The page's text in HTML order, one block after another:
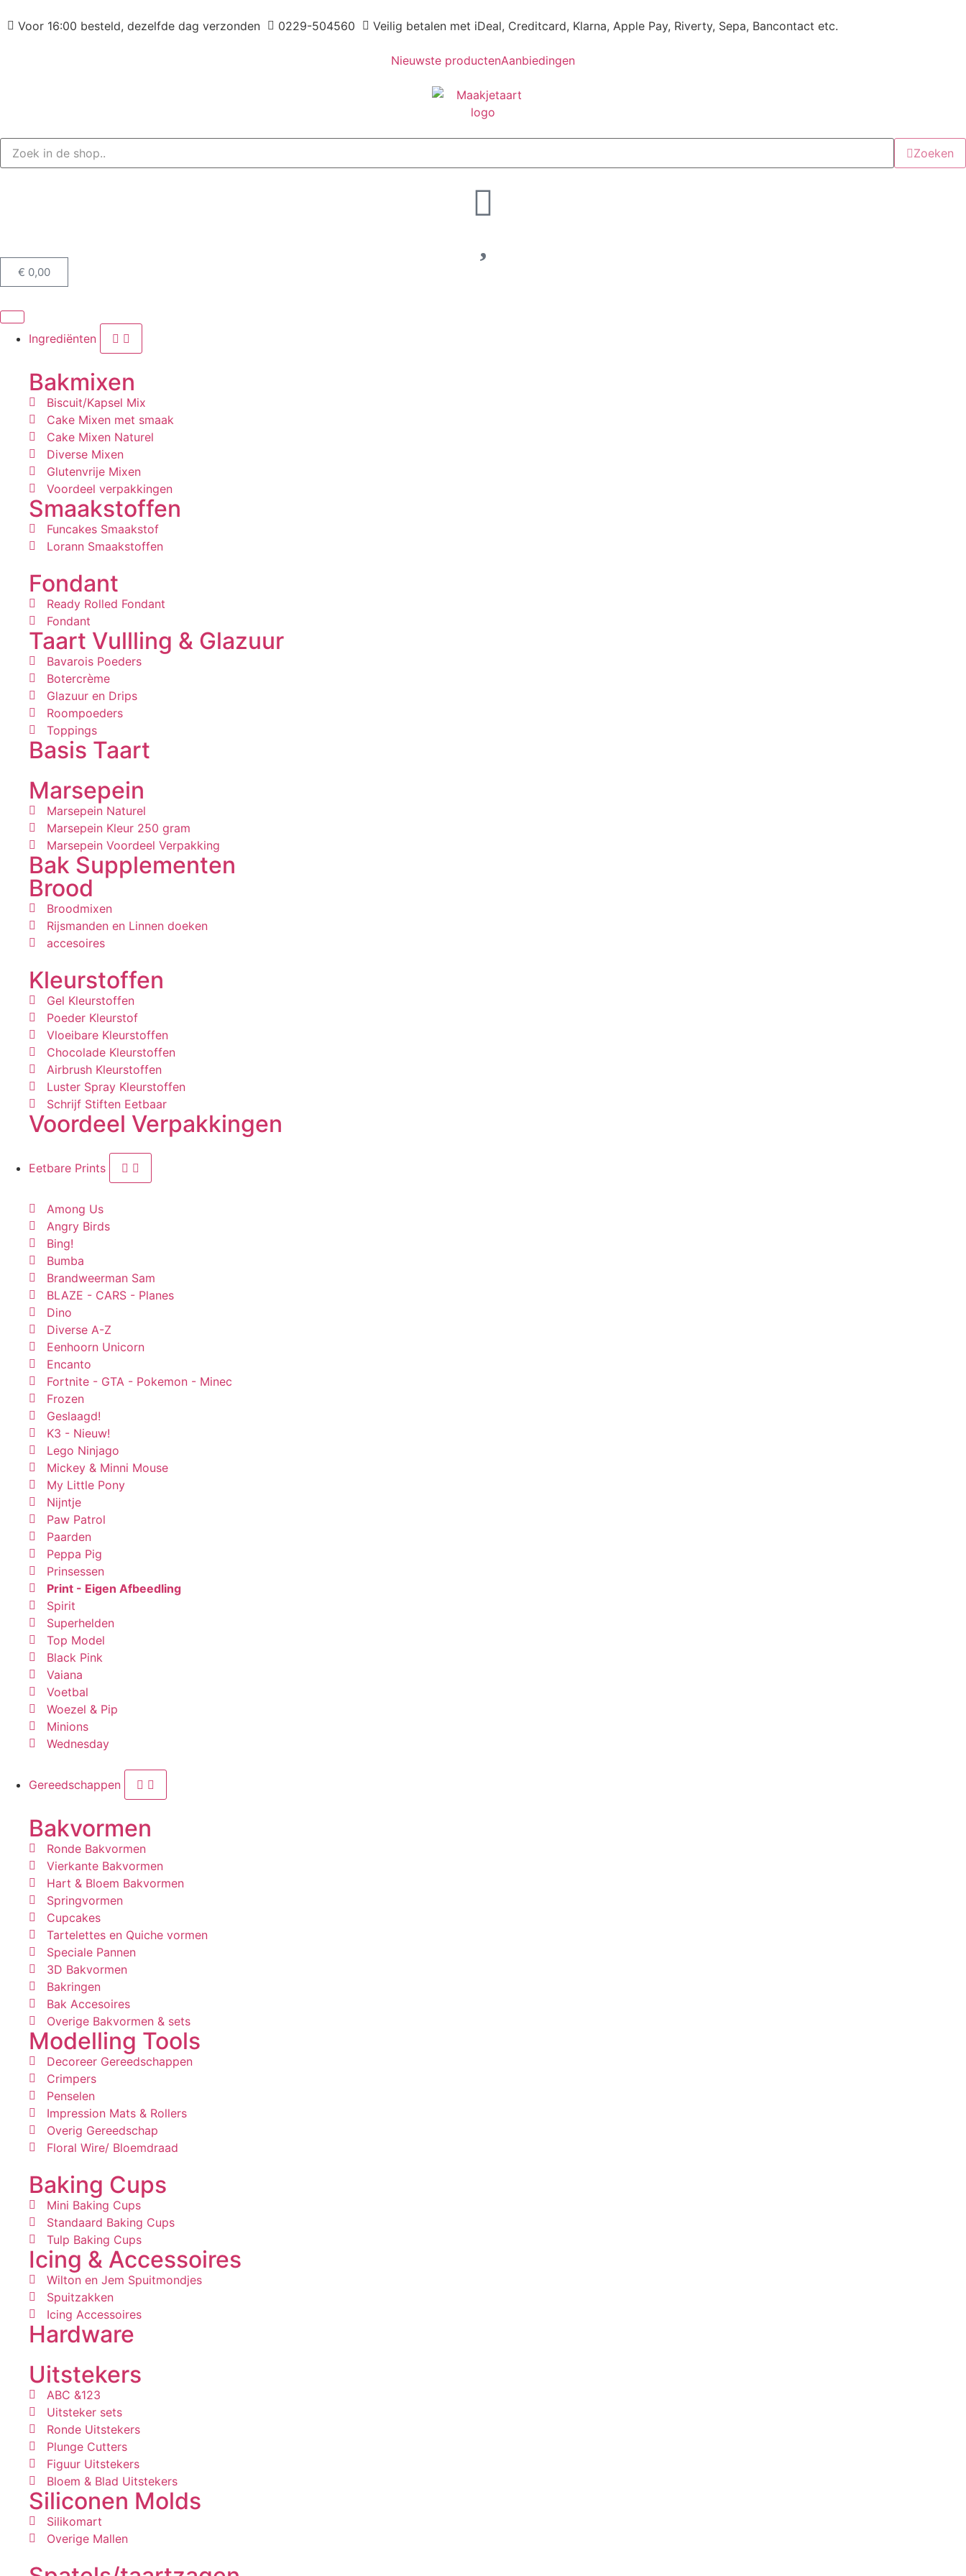
Voor 16:00 besteld, dezelfde dag verzonden 0229-504560 Veilig betalen met iDeal, Creditcard, Klarna, Apple Pay, Riverty, Sepa, Bancontact etc.
Nieuwste productenAanbiedingen
Zoeken
€ 0,00
Ingrediënten
Bakmixen
Biscuit/Kapsel Mix
Cake Mixen met smaak
Cake Mixen Naturel
Diverse Mixen
Glutenvrije Mixen
Voordeel verpakkingen
Smaakstoffen
Funcakes Smaakstof
Lorann Smaakstoffen
Fondant
Ready Rolled Fondant
Fondant
Taart Vullling & Glazuur
Bavarois Poeders
Botercrème
Glazuur en Drips
Roompoeders
Toppings
Basis Taart
Marsepein
Marsepein Naturel
Marsepein Kleur 250 gram
Marsepein Voordeel Verpakking
Bak Supplementen
Brood
Broodmixen
Rijsmanden en Linnen doeken
accesoires
Kleurstoffen
Gel Kleurstoffen
Poeder Kleurstof
Vloeibare Kleurstoffen
Chocolade Kleurstoffen
Airbrush Kleurstoffen
Luster Spray Kleurstoffen
Schrijf Stiften Eetbaar
Voordeel Verpakkingen
Eetbare Prints
Among Us
Angry Birds
Bing!
Bumba
Brandweerman Sam
BLAZE - CARS - Planes
Dino
Diverse A-Z
Eenhoorn Unicorn
Encanto
Fortnite - GTA - Pokemon - Minec
Frozen
Geslaagd!
K3 - Nieuw!
Lego Ninjago
Mickey & Minni Mouse
My Little Pony
Nijntje
Paw Patrol
Paarden
Peppa Pig
Prinsessen
Print - Eigen Afbeedling
Spirit
Superhelden
Top Model
Black Pink
Vaiana
Voetbal
Woezel & Pip
Minions
Wednesday
Gereedschappen
Bakvormen
Ronde Bakvormen
Vierkante Bakvormen
Hart & Bloem Bakvormen
Springvormen
Cupcakes
Tartelettes en Quiche vormen
Speciale Pannen
3D Bakvormen
Bakringen
Bak Accesoires
Overige Bakvormen & sets
Modelling Tools
Decoreer Gereedschappen
Crimpers
Penselen
Impression Mats & Rollers
Overig Gereedschap
Floral Wire/ Bloemdraad
Baking Cups
Mini Baking Cups
Standaard Baking Cups
Tulp Baking Cups
Icing & Accessoires
Wilton en Jem Spuitmondjes
Spuitzakken
Icing Accessoires
Hardware
Uitstekers
ABC &123
Uitsteker sets
Ronde Uitstekers
Plunge Cutters
Figuur Uitstekers
Bloem & Blad Uitstekers
Siliconen Molds
Silikomart
Overige Mallen